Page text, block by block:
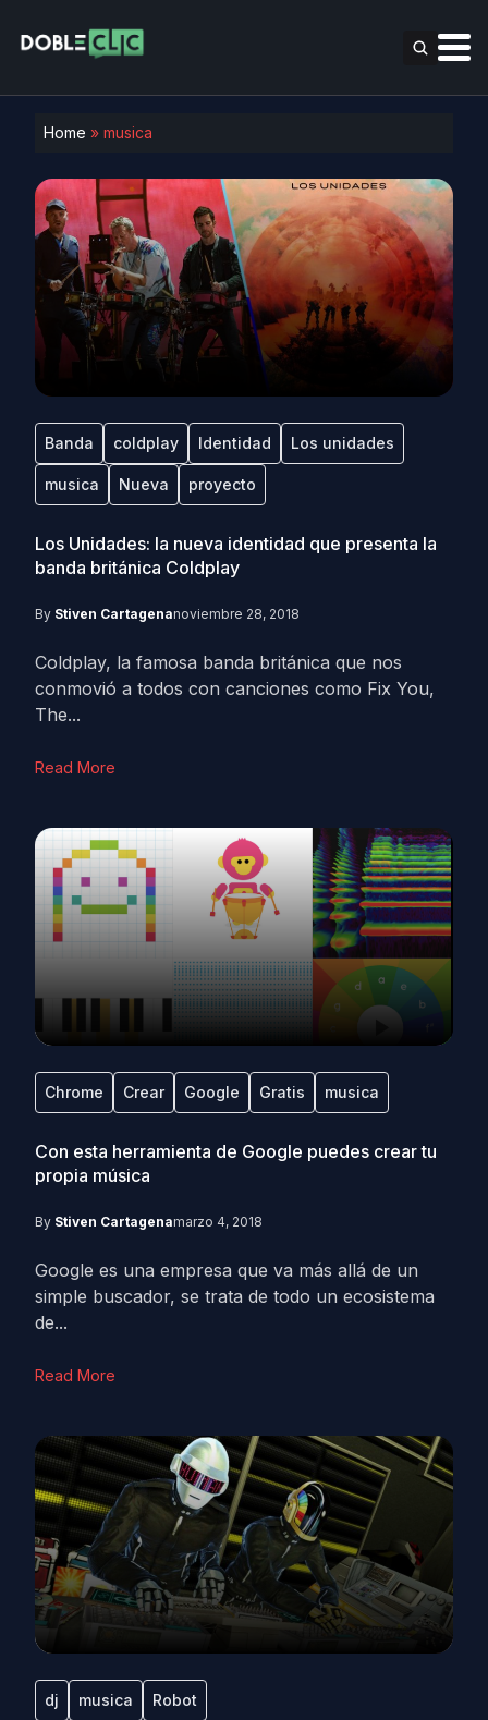
Home » musica
Banda coldplay Identidad Los unidades
musica Nueva proyecto
Los Unidades: la nueva identidad que presenta la
banda británica Coldplay
By Stiven Cartagenanoviembre 28, 2018
Coldplay, la famosa banda británica que nos
conmovió a todos con canciones como Fix You,
The...
Read More
Chrome Crear Google Gratis musica
Con esta herramienta de Google puedes crear tu
propia música
By Stiven Cartagenamarzo 4, 2018
Google es una empresa que va más allá de un
simple buscador, se trata de todo un ecosistema
de...
Read More
dj musica Robot